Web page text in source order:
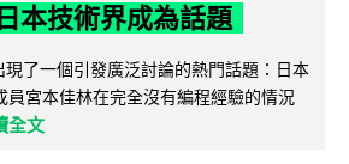
本技術界成為話題
了一個引發廣泛討論的熱門話題：日本
員宮本佳林在完全沒有編程經驗的情況
全文